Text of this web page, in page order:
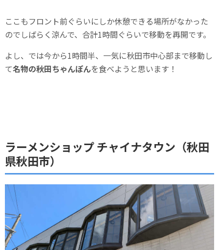
ここもフロント前ぐらいにしか休憩できる場所がなかった
のでしばらく涼んで、合計1時間ぐらいで移動を再開です。
よし、では今から1時間半、一気に秋田市中心部まで移動し
て名物の秋田ちゃんぽんを食べようと思います！
ラーメンショップ チャイナタウン（秋田
県秋田市）